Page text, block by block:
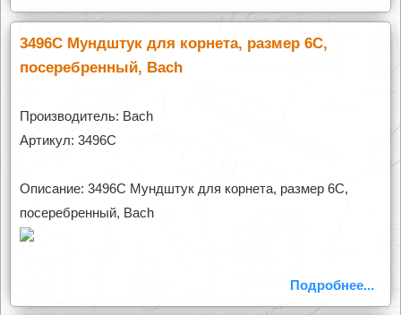
3496C Мундштук для корнета, размер 6C,
посеребренный, Bach
Производитель: Bach
Артикул: 3496C
Описание: 3496C Мундштук для корнета, размер 6C,
посеребренный, Bach
Подробнее...